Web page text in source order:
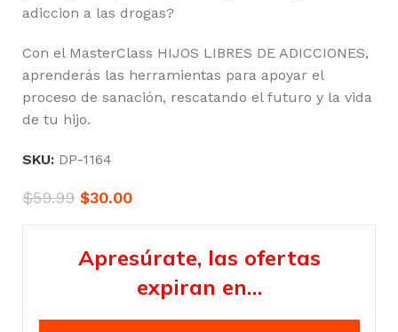
adiccion a las drogas?
Con el MasterClass HIJOS LIBRES DE ADICCIONES,
aprenderás las herramientas para apoyar el
proceso de sanación, rescatando el futuro y la vida
de tu hijo.
SKU: DP-1164
$59.99 $30.00
Apresúrate, las ofertas
expiran en…